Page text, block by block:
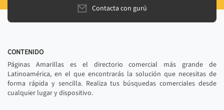
Contacta con gurú
CONTENIDO
Páginas Amarillas es el directorio comercial más grande de
Latinoamérica, en el que encontrarás la solución que necesitas de
forma rápida y sencilla. Realiza tus búsquedas comerciales desde
cualquier lugar y dispositivo.